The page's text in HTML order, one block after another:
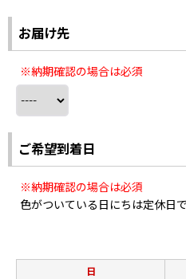
お届け先
※納期確認の場合は必須
ご希望到着日
※納期確認の場合は必須
色がついている日にちは定休日
日